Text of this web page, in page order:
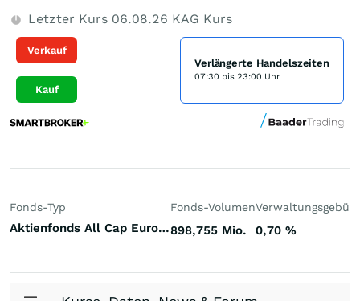
Letzter Kurs 06.08.26 KAG Kurs
Verkauf
Kauf
Verlängerte Handelszeiten
07:30 bis 23:00 Uhr
Fonds-Typ
Aktienfonds All Cap Europa
Fonds-Volumen
898,755 Mio. 0,70 %